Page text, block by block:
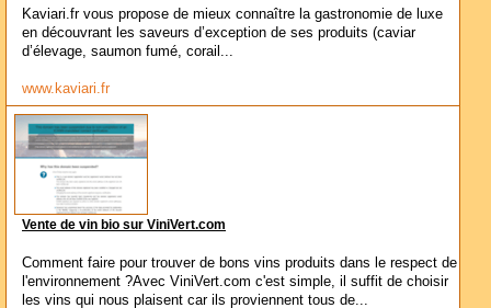
Kaviari.fr vous propose de mieux connaître la gastronomie de luxe
en découvrant les saveurs d’exception de ses produits (caviar
d’élevage, saumon fumé, corail...
www.kaviari.fr
Vente de vin bio sur ViniVert.com
Comment faire pour trouver de bons vins produits dans le respect de
l'environnement ?Avec ViniVert.com c'est simple, il suffit de choisir
les vins qui nous plaisent car ils proviennent tous de...